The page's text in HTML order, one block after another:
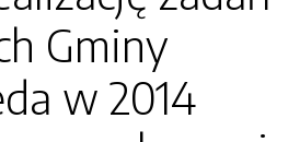
Gminy
w 2014